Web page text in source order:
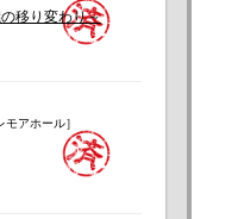
移り変わり～
アホール］